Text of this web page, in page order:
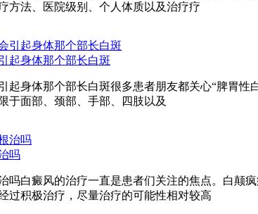
方法、医院级别、个人体质以及治疗疗
起身体那个部长白斑
起身体那个部长白斑很多患者朋友都关心“脾胃
于面部、颈部、手部、四肢以及
吗
吗白癜风的治疗一直是患者们关注的焦点。白颠
过积极治疗，尽量治疗的可能性相对较高